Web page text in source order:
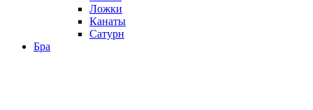
Ложки
Канаты
Сатурн
Бра